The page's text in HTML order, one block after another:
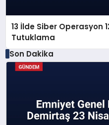
13 İlde Siber Operasyon
Tutuklama
Son Dakika